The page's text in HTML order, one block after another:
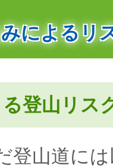
によるリ
登山リス
登山道に